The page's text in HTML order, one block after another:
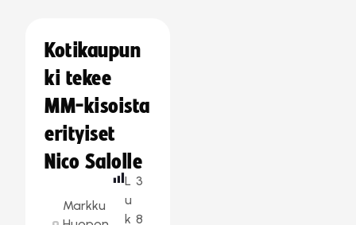
Kotikaupun
ki tekee
MM-kisoista
erityiset
Nico Salolle
Markku
L
u
k
3
8